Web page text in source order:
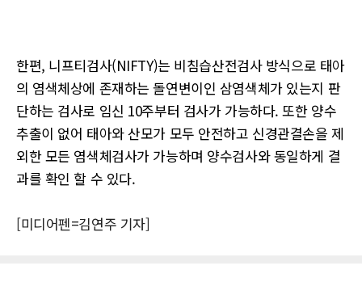
한편, 니프티검사(NIFTY)는 비침습산전검사 방식으로 태아
의 염색체상에 존재하는 돌연변이인 삼염색체가 있는지 판
단하는 검사로 임신 10주부터 검사가 가능하다. 또한 양수
추출이 없어 태아와 산모가 모두 안전하고 신경관결손을 제
외한 모든 염색체검사가 가능하며 양수검사와 동일하게 결
과를 확인 할 수 있다.
[미디어펜=김연주 기자]